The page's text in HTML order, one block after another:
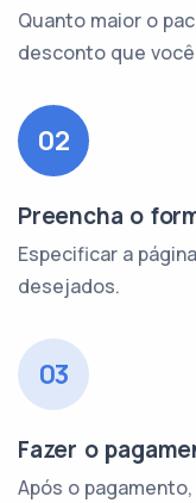
Quanto maior o
desconto que
02
Preencha o
Especificar a
desejados.
03
Fazer o
Após o